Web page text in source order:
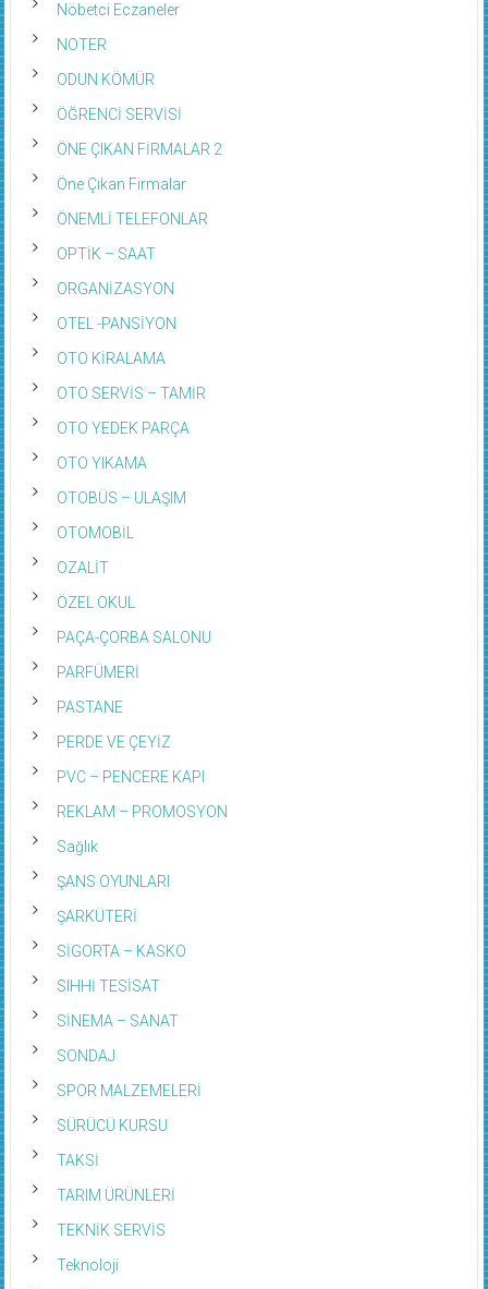
Nöbetci Eczaneler
NOTER
ODUN KÖMÜR
ÖĞRENCİ SERVİSİ
ÖNE ÇIKAN FİRMALAR 2
Öne Çıkan Firmalar
ÖNEMLİ TELEFONLAR
OPTİK – SAAT
ORGANİZASYON
OTEL -PANSİYON
OTO KİRALAMA
OTO SERVİS – TAMİR
OTO YEDEK PARÇA
OTO YIKAMA
OTOBÜS – ULAŞIM
OTOMOBİL
OZALİT
ÖZEL OKUL
PAÇA-ÇORBA SALONU
PARFÜMERİ
PASTANE
PERDE VE ÇEYİZ
PVC – PENCERE KAPI
REKLAM – PROMOSYON
Sağlık
ŞANS OYUNLARI
ŞARKÜTERİ
SİGORTA – KASKO
SIHHİ TESİSAT
SİNEMA – SANAT
SONDAJ
SPOR MALZEMELERİ
SÜRÜCÜ KURSU
TAKSİ
TARIM ÜRÜNLERİ
TEKNİK SERVİS
Teknoloji